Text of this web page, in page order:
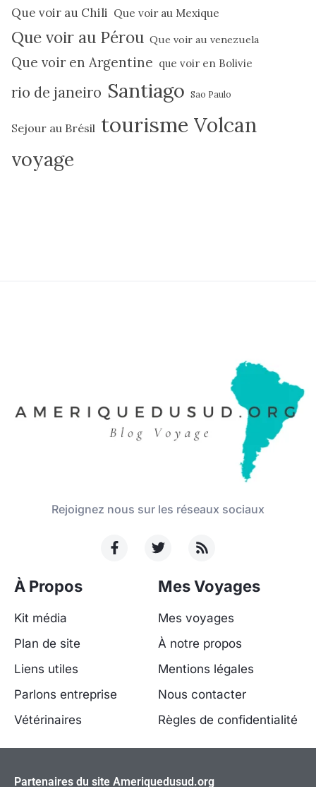
Que voir au Chili Que voir au Mexique
Que voir au Pérou Que voir au venezuela
Que voir en Argentine que voir en Bolivie
rio de janeiro Santiago Sao Paulo
Sejour au Brésil tourisme Volcan
voyage
Rejoignez nous sur les réseaux sociaux
À Propos
Kit média
Plan de site
Liens utiles
Parlons entreprise
Vétérinaires
Mes Voyages
Mes voyages
À notre propos
Mentions légales
Nous contacter
Règles de confidentialité
Partenaires du site Ameriquedusud.org